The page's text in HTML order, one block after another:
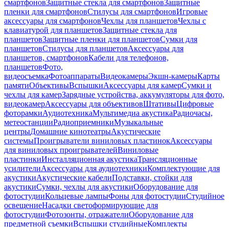
смартфоновЗащитные стекла для смартфоновЗащитные
пленки для смартфоновСтилусы для смартфоновИгровые
аксессуары для смартфоновЧехлы для планшетовЧехлы с
клавиатурой для планшетовЗащитные стекла для
планшетовЗащитные пленки для планшетовСумки для
планшетовСтилусы для планшетовАксессуары для
планшетов, смартфоновКабели для телефонов,
планшетовФото,
видеосъемкаФотоаппаратыВидеокамерыЭкшн-камерыКарты
памятиОбъективыВспышкиАксессуары для камерСумки и
чехлы для камерЗарядные устройства, аккумуляторы для фото,
видеокамерАксессуары для объективовШтативыЦифровые
фоторамкиАудиотехникаМультимедиа акустикаРадиочасы,
метеостанцииРадиоприемникиМузыкальные
центрыДомашние кинотеатрыАкустические
системыПроигрыватели виниловых пластинокАксессуары
для виниловых проигрывателейВиниловые
пластинкиИнсталляционная акустикаТрансляционные
усилителиАксессуары для аудиотехникиКомплектующие для
акустикиАкустические кабелиПодставки, стойки для
акустикиСумки, чехлы для акустикиОборудование для
фотостудииКольцевые лампыФоны для фотостудииСтудийное
освещениеНасадки светоформирующие для
фотостудииФотозонты, отражателиОборудование для
предметной съемкиВспышки студийныеКомплекты